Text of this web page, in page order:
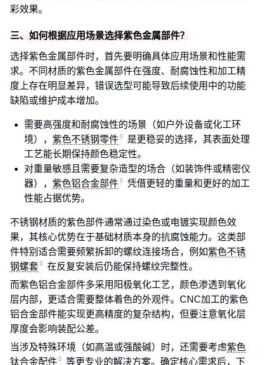
彩效果。
三、如何根据应用场景选择紫色金属部件？
选择紫色金属部件时，首先要明确具体应用场景和性能需
求。不同材质的紫色金属部件在强度、耐腐蚀性和加工精
度上存在明显差异，错误选型可能导致后续使用中的功能
缺陷或维护成本增加。
需要高强度和耐腐蚀性的场景（如户外设备或化工环
境）， 紫色不锈钢零件
是更稳妥的选择，其表面处理
工艺能长期保持颜色稳定性。
对重量敏感且需要复杂造型的场合（如装饰件或精密仪
器）， 紫色铝合金部件
凭借更轻的重量和更好的加工
性能占据优势。
不锈钢材质的紫色部件通常通过染色或电镀实现颜色效
果，其核心优势在于基础材质本身的抗腐蚀能力。这类部
件特别适合需要频繁拆卸的螺纹连接场合，例如紫色不锈
钢螺套
在反复安装后仍能保持螺纹完整性。
而紫色铝合金部件多采用阳极氧化工艺，颜色渗透到氧化
层内部，更适合需要整体着色的外观件。CNC加工的紫色
铝合金部件能实现更高精度的复杂结构，但要注意氧化层
厚度会影响装配公差。
当涉及特殊环境（如高温或强酸碱）时，还需要考虑紫色
钛合金配件
等更专业的解决方案。确定核心需求后，下